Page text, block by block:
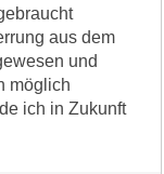
aus dem
und
möglich
ich in Zukunft